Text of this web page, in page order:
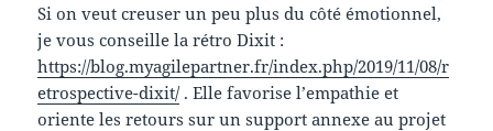
Si on veut creuser un peu plus du côté émotionnel,
je vous conseille la rétro Dixit :
https://blog.myagilepartner.fr/index.php/2019/11/08/r
etrospective-dixit/. Elle favorise l’empathie et
oriente les retours sur un support annexe au projet